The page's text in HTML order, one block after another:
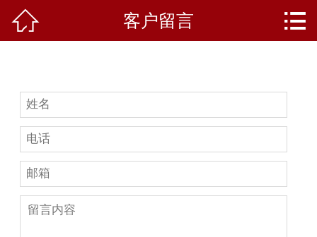
产品中心
新闻资讯
成功案例
礼品知识
 客户留言 